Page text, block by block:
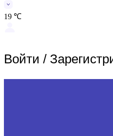
19 ℃
Войти /